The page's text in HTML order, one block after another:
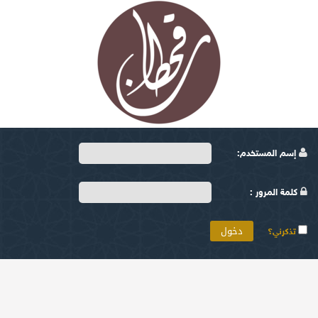
إسم المستخدم:
كلمة المرور :
تذكرني؟